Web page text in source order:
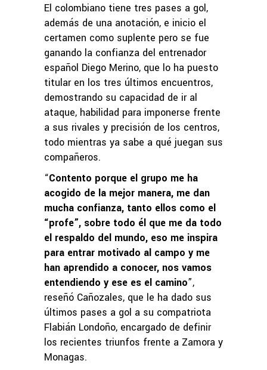
El colombiano tiene tres pases a gol,
además de una anotación, e inicio el
certamen como suplente pero se fue
ganando la confianza del entrenador
español Diego Merino, que lo ha puesto
titular en los tres últimos encuentros,
demostrando su capacidad de ir al
ataque, habilidad para imponerse frente
a sus rivales y precisión de los centros,
todo mientras ya sabe a qué juegan sus
compañeros.
“Contento porque el grupo me ha
acogido de la mejor manera, me dan
mucha confianza, tanto ellos como el
“profe”, sobre todo él que me da todo
el respaldo del mundo, eso me inspira
para entrar motivado al campo y me
han aprendido a conocer, nos vamos
entendiendo y ese es el camino”,
reseñó Cañozales, que le ha dado sus
últimos pases a gol a su compatriota
Flabián Londoño, encargado de definir
los recientes triunfos frente a Zamora y
Monagas.